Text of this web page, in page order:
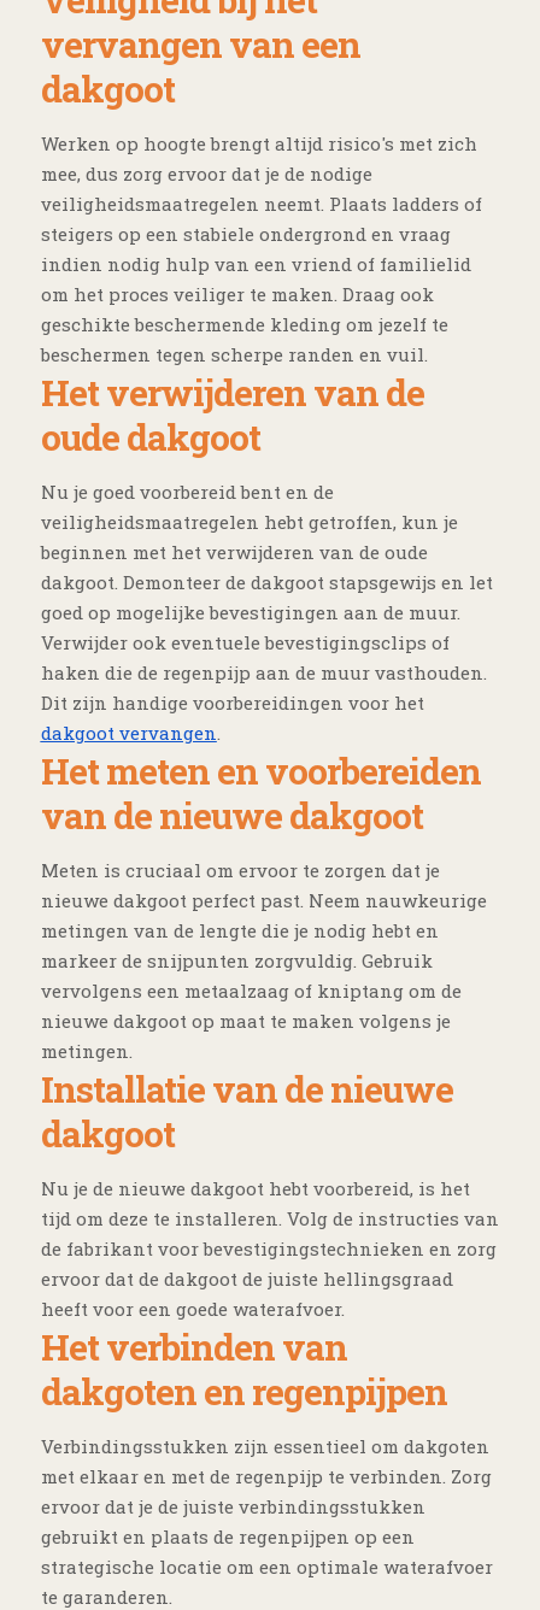
vervangen van een
dakgoot
Werken op hoogte brengt altijd risico's met zich
mee, dus zorg ervoor dat je de nodige
veiligheidsmaatregelen neemt. Plaats ladders of
steigers op een stabiele ondergrond en vraag
indien nodig hulp van een vriend of familielid
om het proces veiliger te maken. Draag ook
geschikte beschermende kleding om jezelf te
beschermen tegen scherpe randen en vuil.
Het verwijderen van de
oude dakgoot
Nu je goed voorbereid bent en de
veiligheidsmaatregelen hebt getroffen, kun je
beginnen met het verwijderen van de oude
dakgoot. Demonteer de dakgoot stapsgewijs en let
goed op mogelijke bevestigingen aan de muur.
Verwijder ook eventuele bevestigingsclips of
haken die de regenpijp aan de muur vasthouden.
Dit zijn handige voorbereidingen voor het
dakgoot vervangen.
Het meten en voorbereiden
van de nieuwe dakgoot
Meten is cruciaal om ervoor te zorgen dat je
nieuwe dakgoot perfect past. Neem nauwkeurige
metingen van de lengte die je nodig hebt en
markeer de snijpunten zorgvuldig. Gebruik
vervolgens een metaalzaag of kniptang om de
nieuwe dakgoot op maat te maken volgens je
metingen.
Installatie van de nieuwe
dakgoot
Nu je de nieuwe dakgoot hebt voorbereid, is het
tijd om deze te installeren. Volg de instructies van
de fabrikant voor bevestigingstechnieken en zorg
ervoor dat de dakgoot de juiste hellingsgraad
heeft voor een goede waterafvoer.
Het verbinden van
dakgoten en regenpijpen
Verbindingsstukken zijn essentieel om dakgoten
met elkaar en met de regenpijp te verbinden. Zorg
ervoor dat je de juiste verbindingsstukken
gebruikt en plaats de regenpijpen op een
strategische locatie om een optimale waterafvoer
te garanderen.